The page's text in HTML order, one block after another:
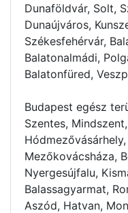
Dunaföldvár, Solt,
Dunaújváros,
Székesfehérvár,
Balatonalmádi,
Balatonfüred,
Budapest egész
Szentes,
Mezőkovácsháza,
Nyergesújfalu,
Balassagyarmat,
Aszód, Hatvan,